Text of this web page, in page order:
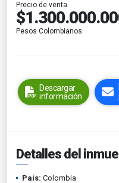
Precio de venta
Pesos Colombianos
Descargar
información
Detalles del
País: Colombia